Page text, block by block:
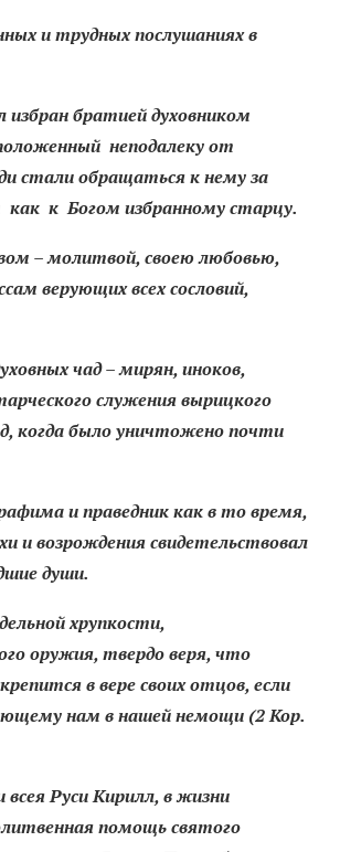
и трудных послушаниях в
братией духовником
неподалеку от
стали обращаться к нему за
к Богом избранному старцу.
– молитвой, своею любовью,
верующих всех сословий,
чад – мирян, иноков,
служения вырицкого
когда было уничтожено почти
и праведник как в то время,
и возрождения свидетельствовал
души.
хрупкости,
оружия, твердо веря, что
в вере своих отцов, если
нам в нашей немощи (2 Кор.
Руси Кирилл, в жизни
помощь святого